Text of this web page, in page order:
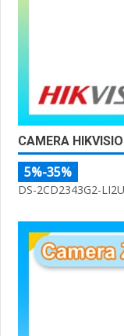
CAMERA
5%-35%
DS-2CD2343G2-